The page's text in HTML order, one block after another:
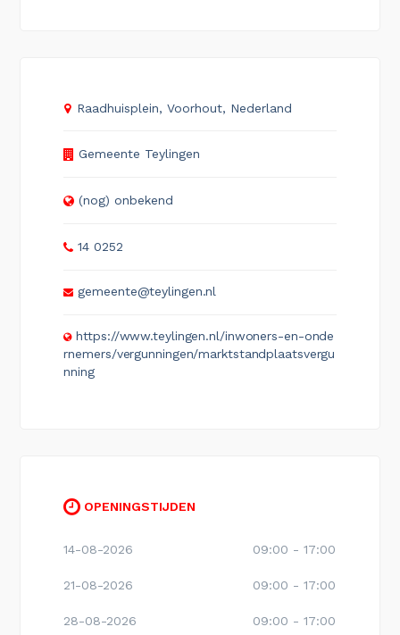
Raadhuisplein, Voorhout, Nederland
Gemeente Teylingen
(nog) onbekend
14 0252
gemeente@teylingen.nl
https://www.teylingen.nl/inwoners-en-onde
rnemers/vergunningen/marktstandplaatsvergu
nning
OPENINGSTIJDEN
14-08-2026 09:00 - 17:00
21-08-2026 09:00 - 17:00
28-08-2026 09:00 - 17:00